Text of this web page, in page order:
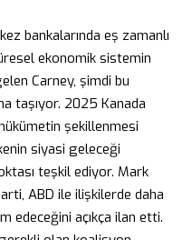
bankalarında eş zamanlı
ekonomik sistemin
Carney, şimdi bu
taşıyor. 2025 Kanada
şekillenmesi
siyasi geleceği
teşkil ediyor. Mark
ABD ile ilişkilerde daha
edeceğini açıkça ilan etti.